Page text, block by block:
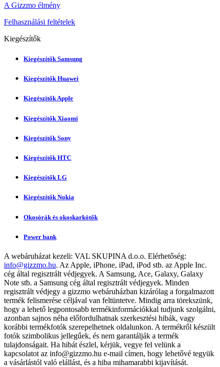
A Gizzmo élmény
Felhasználási feltételek
Kiegészítők
Kiegészítők Samsung
Kiegészítők Huawei
Kiegészítők Apple
Kiegészítők Xiaomi
Kiegészítők Sony
Kiegészítők HTC
Kiegészítők LG
Kiegészítők Nokia
Okosórák és okoskarkötők
Power bank
A webáruházat kezeli: VAL SKUPINA d.o.o. Elérhetőség:
info@gizzmo.hu. Az Apple, iPhone, iPad, iPod stb. az Apple Inc.
cég által regisztrált védjegyek. A Samsung, Ace, Galaxy, Galaxy
Note stb. a Samsung cég által regisztrált védjegyek. Minden
regisztrált védjegy a gizzmo webáruházban kizárólag a forgalmazott
termék felismerése céljával van feltüntetve. Mindig arra törekszünk,
hogy a lehető legpontosabb termékinformációkkal tudjunk szolgálni,
azonban sajnos néha előfordulhatnak szerkesztési hibák, vagy
korábbi termékfotók szerepelhetnek oldalunkon. A termékről készült
fotók szimbolikus jellegűek, és nem garantálják a termék
tulajdonságait. Ha hibát észlel, kérjük, vegye fel velünk a
kapcsolatot az info@gizzmo.hu e-mail címen, hogy lehetővé tegyük
a vásárlástól való elállást, és a hiba mihamarabbi kijavítását.